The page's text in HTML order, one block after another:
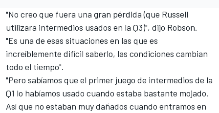
"No creo que fuera una gran pérdida (que Russell
utilizara intermedios usados en la Q3)", dijo Robson.
"Es una de esas situaciones en las que es
increíblemente difícil saberlo, las condiciones cambian
todo el tiempo".
"Pero sabíamos que el primer juego de intermedios de la
Q1 lo habíamos usado cuando estaba bastante mojado.
Así que no estaban muy dañados cuando entramos en